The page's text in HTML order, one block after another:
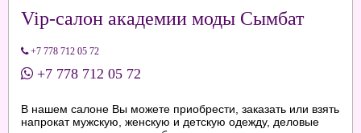
Vip-салон академии моды Сымбат
+7 778 712 05 72
+7 778 712 05 72
В нашем салоне Вы можете приобрести, заказать или взять
напрокат мужскую, женскую и детскую одежду, деловые